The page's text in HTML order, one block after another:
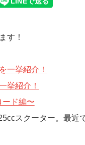
す！
一挙紹介！
挙紹介！
ード編〜
スクーター。最近